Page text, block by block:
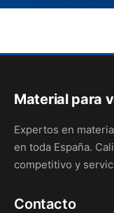
Material para
Expertos en
en toda España.
competitivo y
Contacto